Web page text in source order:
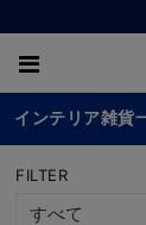
インテリア雑貨
FILTER